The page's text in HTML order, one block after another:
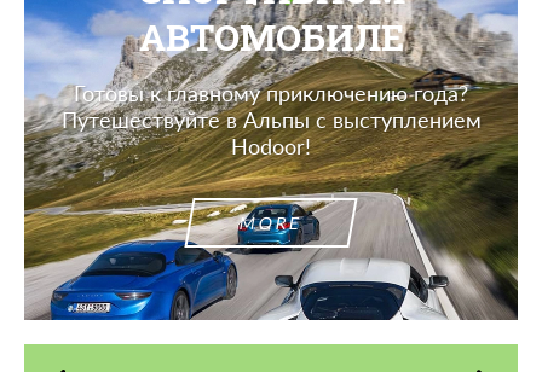
АВТОМОБИЛЕ
Готовы к главному приключению года?
Путешествуйте в Альпы с выступлением
Hodoor!
MORE